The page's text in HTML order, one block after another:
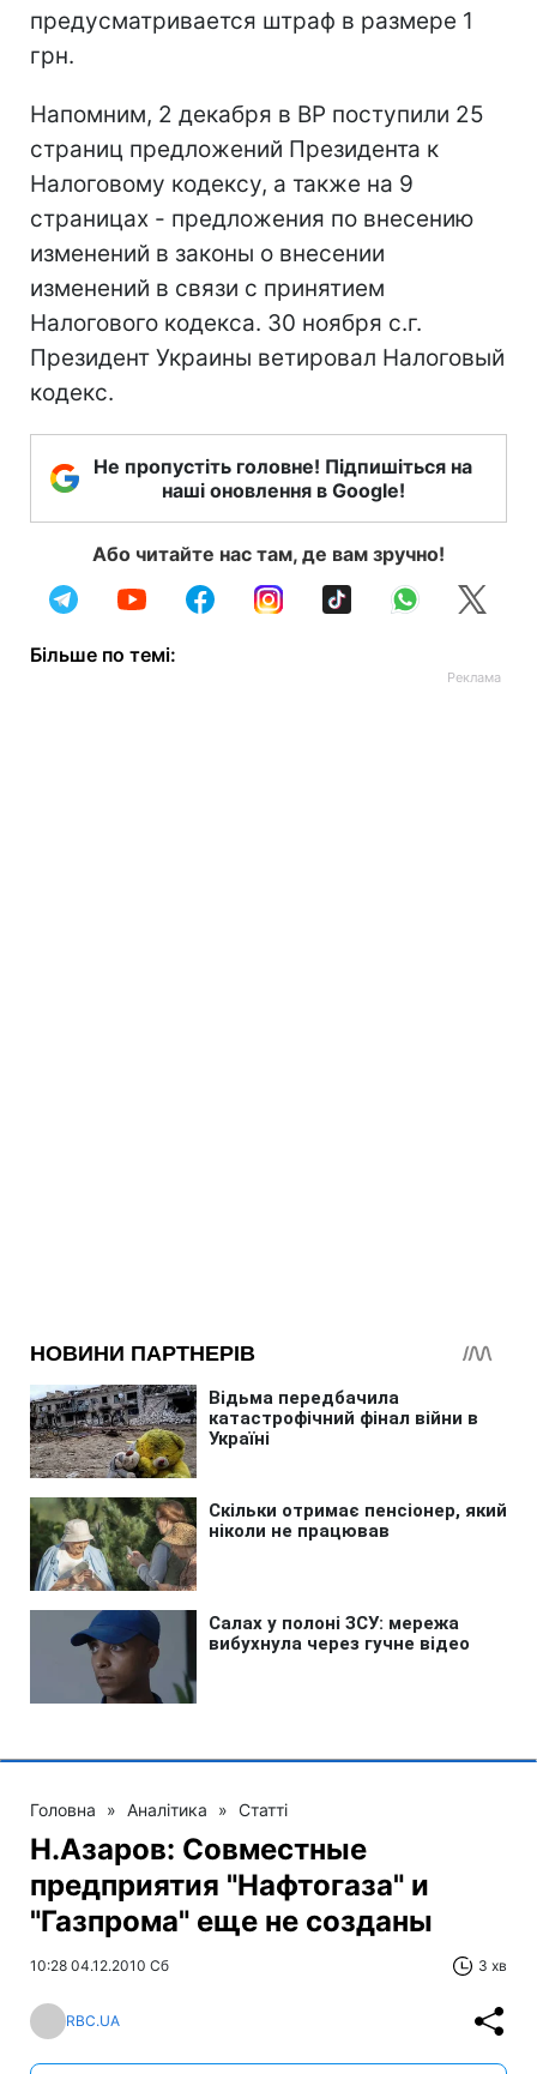
предусматривается штраф в размере 1
грн.
Напомним, 2 декабря в ВР поступили 25
страниц предложений Президента к
Налоговому кодексу, а также на 9
страницах - предложения по внесению
изменений в законы о внесении
изменений в связи с принятием
Налогового кодекса. 30 ноября с.г.
Президент Украины ветировал Налоговый
кодекс.
Не пропустіть головне! Підпишіться на
наші оновлення в Google!
Або читайте нас там, де вам зручно!
Більше по темі:
Головна » Аналітика » Статті
Н.Азаров: Совместные
предприятия "Нафтогаза" и
"Газпрома" еще не созданы
10:28 04.12.2010 Сб 3 хв
RBC.UA